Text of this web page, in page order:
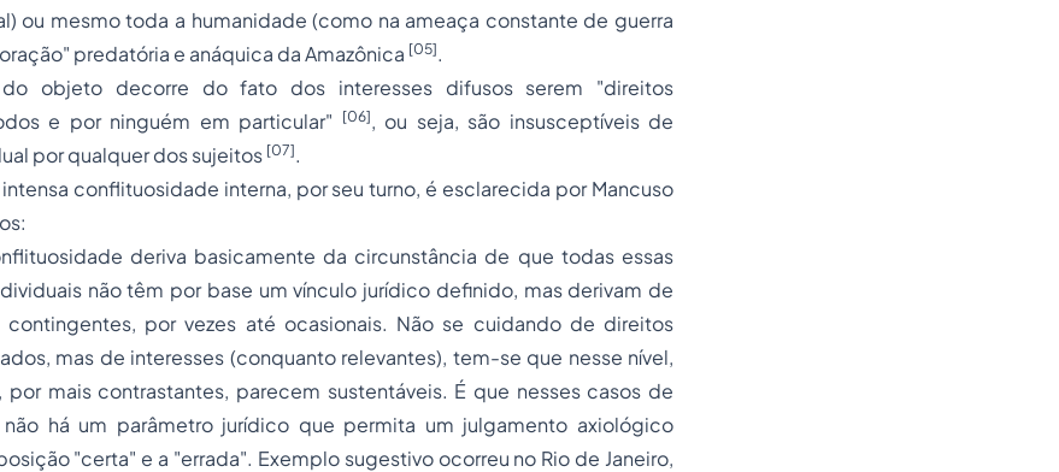
ou mesmo toda a humanidade (como na ameaça constante de guerra
predatória e anáquica da Amazônica [05].
objeto decorre do fato dos interesses difusos serem "direitos
e por ninguém em particular"
[06], ou seja, são insusceptíveis de
por qualquer dos sujeitos [07].
conflituosidade interna, por seu turno, é esclarecida por Mancuso
deriva basicamente da circunstância de que todas essas
não têm por base um vínculo jurídico definido, mas derivam de
por vezes até ocasionais. Não se cuidando de direitos
mas de interesses (conquanto relevantes), tem-se que nesse nível,
mais contrastantes, parecem sustentáveis. É que nesses casos de
há um parâmetro jurídico que permita um julgamento axiológico
"certa" e a "errada". Exemplo sugestivo ocorreu no Rio de Janeiro,